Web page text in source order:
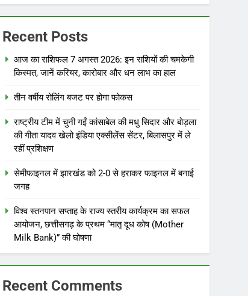
Recent Posts
आज का राशिफल 7 अगस्त 2026: इन राशियों की चमकेगी
किस्मत, जानें करियर, कारोबार और धन लाभ का हाल
तीन वर्षीय रोलिंग बजट पर होगा फोकस
राष्ट्रीय टीम में चुनी गईं कांसाबेल की मधु सिदार और बोड़ला
की गीता यादव खेलो इंडिया एक्सीलेंस सेंटर, बिलासपुर में ले
रहीं प्रशिक्षण
सेमीफाइनल में झारखंड को 2-0 से हराकर फाइनल में बनाई
जगह
विश्व स्तनपान सप्ताह के राज्य स्तरीय कार्यक्रम का सफल
आयोजन, छत्तीसगढ़ के प्रथम “मातृ दूध कोष (Mother
Milk Bank)” की घोषणा
Recent Comments